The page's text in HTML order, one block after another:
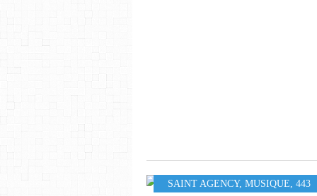
SAINT AGENCY, MUSIQUE, 443